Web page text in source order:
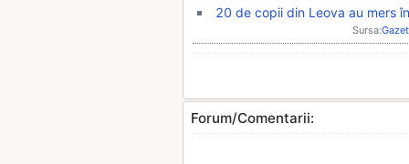
20 de copii din Leova au mers
Sursa:
Forum/Comentarii: